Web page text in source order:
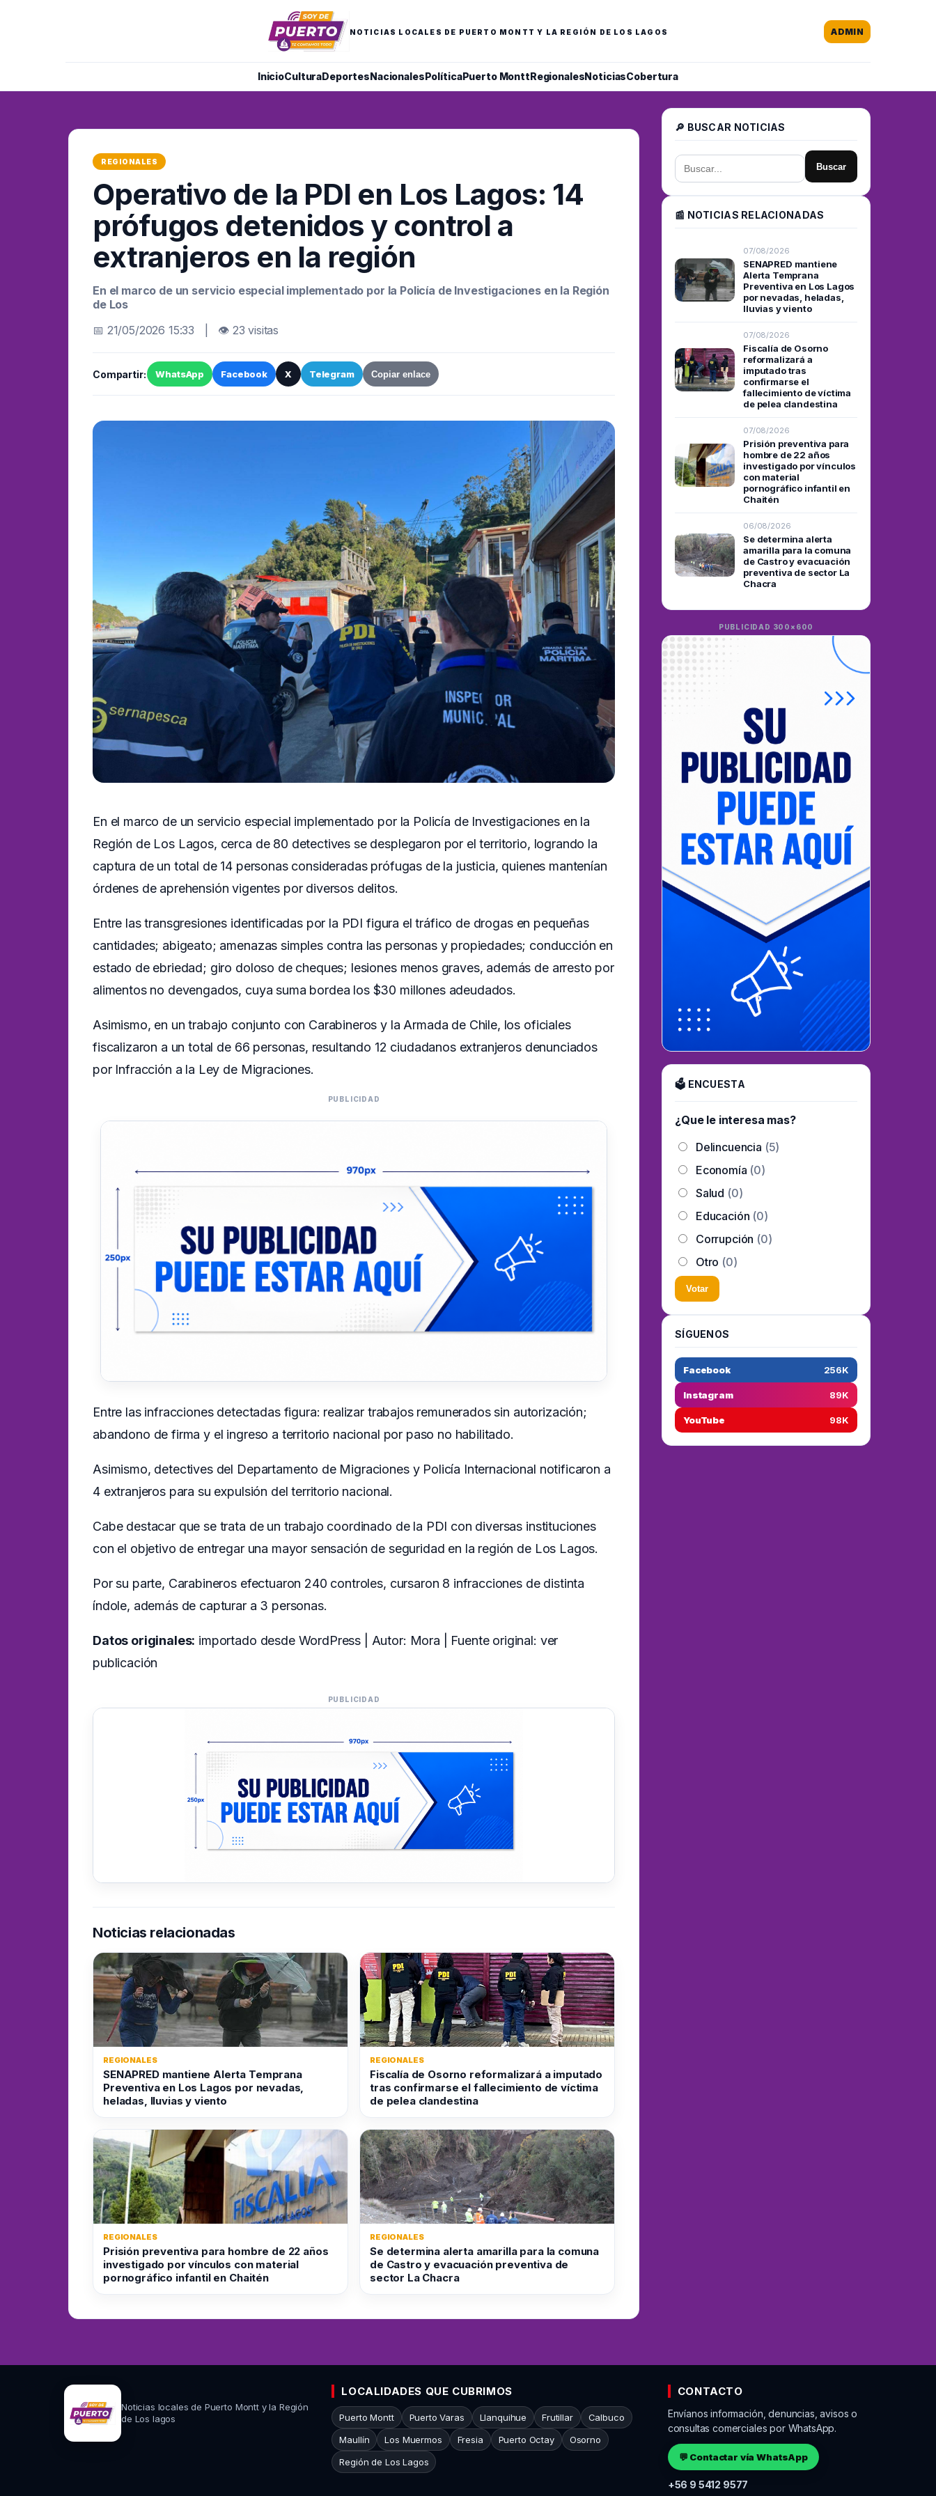
NOTICIAS LOCALES DE PUERTO MONTT Y LA REGIÓN DE LOS LAGOS
InicioCulturaDeportesNacionalesPolíticaPuerto MonttRegionalesNoticiasCobertura
ADMIN
REGIONALES
Operativo de la PDI en Los Lagos: 14
prófugos detenidos y control a
extranjeros en la región
En el marco de un servicio especial implementado por la Policía de Investigaciones en la Región
de Los
📅 21/05/2026 15:33 | 👁 23 visitas
Compartir: WhatsApp Facebook X Telegram Copiar enlace
En el marco de un servicio especial implementado por la Policía de Investigaciones en la
Región de Los Lagos, cerca de 80 detectives se desplegaron por el territorio, logrando la
captura de un total de 14 personas consideradas prófugas de la justicia, quienes mantenían
órdenes de aprehensión vigentes por diversos delitos.
Entre las transgresiones identificadas por la PDI figura el tráfico de drogas en pequeñas
cantidades; abigeato; amenazas simples contra las personas y propiedades; conducción en
estado de ebriedad; giro doloso de cheques; lesiones menos graves, además de arresto por
alimentos no devengados, cuya suma bordea los $30 millones adeudados.
Asimismo, en un trabajo conjunto con Carabineros y la Armada de Chile, los oficiales
fiscalizaron a un total de 66 personas, resultando 12 ciudadanos extranjeros denunciados
por Infracción a la Ley de Migraciones.
PUBLICIDAD
Entre las infracciones detectadas figura: realizar trabajos remunerados sin autorización;
abandono de firma y el ingreso a territorio nacional por paso no habilitado.
Asimismo, detectives del Departamento de Migraciones y Policía Internacional notificaron a
4 extranjeros para su expulsión del territorio nacional.
Cabe destacar que se trata de un trabajo coordinado de la PDI con diversas instituciones
con el objetivo de entregar una mayor sensación de seguridad en la región de Los Lagos.
Por su parte, Carabineros efectuaron 240 controles, cursaron 8 infracciones de distinta
índole, además de capturar a 3 personas.
Datos originales: importado desde WordPress | Autor: Mora | Fuente original: ver
publicación
PUBLICIDAD
Noticias relacionadas
REGIONALES
SENAPRED mantiene Alerta Temprana
Preventiva en Los Lagos por nevadas,
heladas, lluvias y viento
REGIONALES
Fiscalía de Osorno reformalizará a imputado
tras confirmarse el fallecimiento de víctima
de pelea clandestina
REGIONALES
Prisión preventiva para hombre de 22 años
investigado por vínculos con material
pornográfico infantil en Chaitén
REGIONALES
Se determina alerta amarilla para la comuna
de Castro y evacuación preventiva de
sector La Chacra
🔎 BUSCAR NOTICIAS
Buscar
📰 NOTICIAS RELACIONADAS
07/08/2026
SENAPRED mantiene
Alerta Temprana
Preventiva en Los Lagos
por nevadas, heladas,
lluvias y viento
07/08/2026
Fiscalía de Osorno
reformalizará a
imputado tras
confirmarse el
fallecimiento de víctima
de pelea clandestina
07/08/2026
Prisión preventiva para
hombre de 22 años
investigado por vínculos
con material
pornográfico infantil en
Chaitén
06/08/2026
Se determina alerta
amarilla para la comuna
de Castro y evacuación
preventiva de sector La
Chacra
PUBLICIDAD 300×600
🗳 ENCUESTA
¿Que le interesa mas?
Delincuencia (5)
Economía (0)
Salud (0)
Educación (0)
Corrupción (0)
Otro (0)
Votar
SÍGUENOS
Facebook 256K
Instagram 89K
YouTube 98K
Noticias locales de Puerto Montt y la Región
de Los lagos
LOCALIDADES QUE CUBRIMOS
Puerto Montt Puerto Varas Llanquihue Frutillar
Calbuco
Maullín
Los Muermos Fresia Puerto Octay
Osorno
Región de Los Lagos
CONTACTO
Envíanos información, denuncias, avisos o
consultas comerciales por WhatsApp.
💬 Contactar vía WhatsApp
+56 9 5412 9577